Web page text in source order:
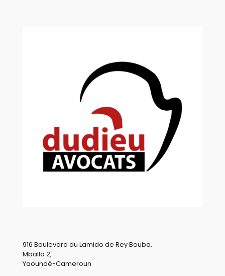
916 Boulevard du Lamido de Rey Bouba,
Mballa 2,
Yaoundé-Cameroun